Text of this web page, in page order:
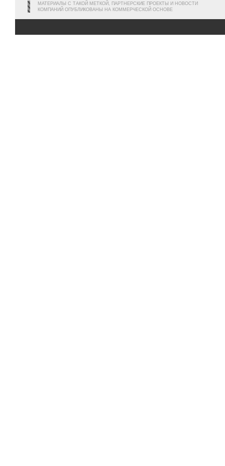
МАТЕРИАЛЫ С ТАКОЙ МЕТКОЙ, ПАРТНЕРСКИЕ ПРОЕКТЫ И НОВОСТИ
КОМПАНИЙ ОПУБЛИКОВАНЫ НА КОММЕРЧЕСКОЙ ОСНОВЕ